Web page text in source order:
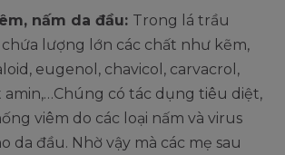
nấm da đầu: Trong lá trầu
lượng lớn các chất như kẽm,
eugenol, chavicol, carvacrol,
amin,…Chúng có tác dụng tiêu diệt,
viêm do các loại nấm và virus
da đầu. Nhờ vậy mà các mẹ sau